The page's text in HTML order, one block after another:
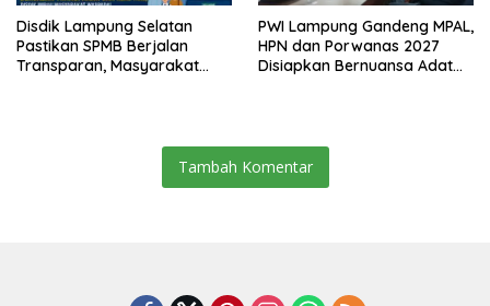
Disdik Lampung Selatan
Pastikan SPMB Berjalan
Transparan, Masyarakat
PWI Lampung Gandeng MPAL,
HPN dan Porwanas 2027
Disiapkan Bernuansa Adat
Tambah Komentar